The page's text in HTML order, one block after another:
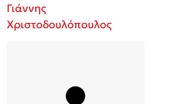
Γιάννης
Χριστοδουλόπουλος